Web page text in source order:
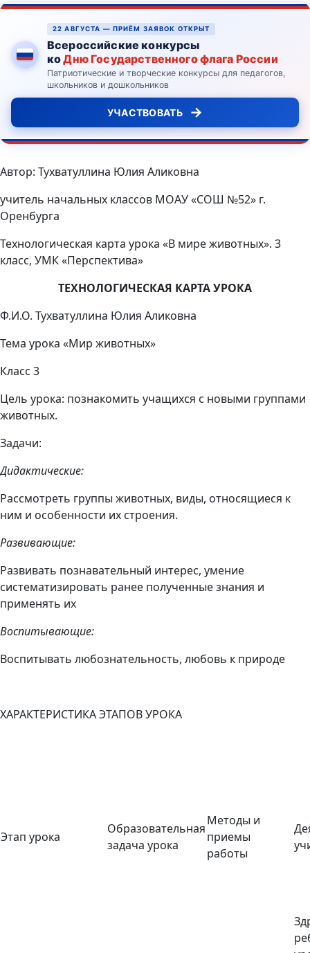
22 АВГУСТА — ПРИЁМ ЗАЯВОК ОТКРЫТ
Всероссийские конкурсы
коДню Государственного флага России
Патриотические и творческие конкурсы для педагогов,
школьников и дошкольников
УЧАСТВОВАТЬ →
Автор: Тухватуллина Юлия Аликовна
учитель начальных классов МОАУ «СОШ №52» г.
Оренбурга
Технологическая карта урока «В мире животных». 3
класс, УМК «Перспектива»
ТЕХНОЛОГИЧЕСКАЯ КАРТА УРОКА
Ф.И.О. Тухватуллина Юлия Аликовна
Тема урока «Мир животных»
Класс 3
Цель урока: познакомить учащихся с новыми группами
животных.
Задачи:
Дидактические:
Рассмотреть группы животных, виды, относящиеся к
ним и особенности их строения.
Развивающие:
Развивать познавательный интерес, умение
систематизировать ранее полученные знания и
применять их
Воспитывающие:
Воспитывать любознательность, любовь к природе
ХАРАКТЕРИСТИКА ЭТАПОВ УРОКА
Этап урока
Образовательная
задача урока
Методы и
приемы
работы